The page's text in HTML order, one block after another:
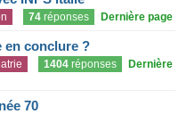
74 réponses Dernière page
en conclure ?
1404 réponses
Dernière
70